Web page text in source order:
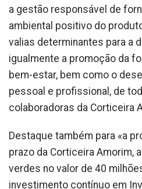
a gestão responsável de
ambiental positivo do
valias determinantes para a
igualmente a promoção da
bem-estar, bem como o
pessoal e profissional, de
colaboradoras da Corticeira
Destaque também para «a
prazo da Corticeira Amorim,
verdes no valor de 40
investimento contínuo em